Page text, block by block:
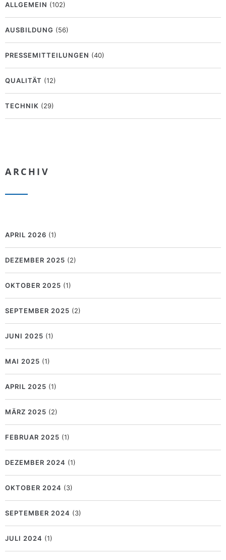
ALLGEMEIN (102)
AUSBILDUNG (56)
PRESSEMITTEILUNGEN (40)
QUALITÄT (12)
TECHNIK (29)
ARCHIV
APRIL 2026 (1)
DEZEMBER 2025 (2)
OKTOBER 2025 (1)
SEPTEMBER 2025 (2)
JUNI 2025 (1)
MAI 2025 (1)
APRIL 2025 (1)
MÄRZ 2025 (2)
FEBRUAR 2025 (1)
DEZEMBER 2024 (1)
OKTOBER 2024 (3)
SEPTEMBER 2024 (3)
JULI 2024 (1)